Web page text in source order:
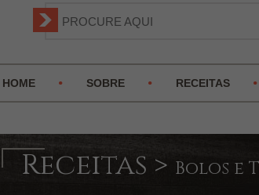
HOME SOBRE RECEITAS
Receitas > Bolos e